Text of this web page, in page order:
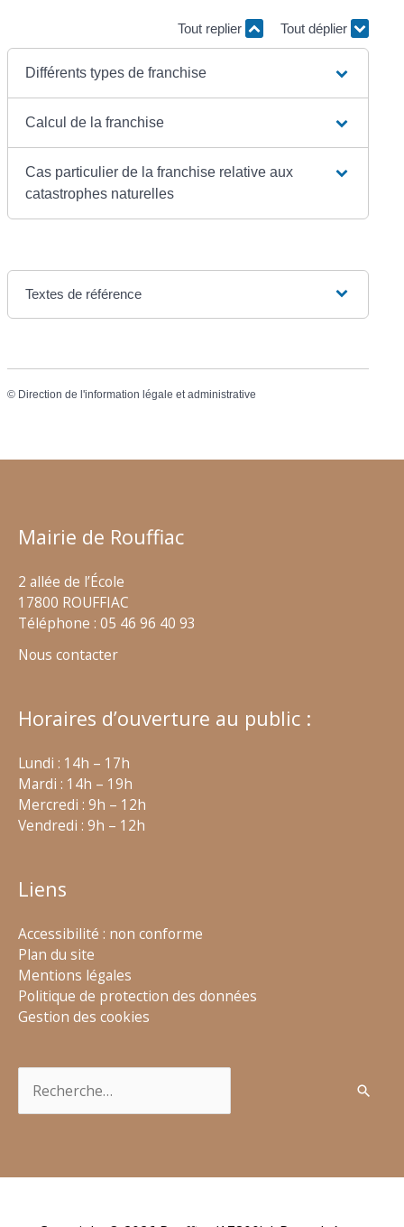
Tout replier Tout déplier
Différents types de franchise
Calcul de la franchise
Cas particulier de la franchise relative aux
catastrophes naturelles
Textes de référence
© Direction de l'information légale et administrative
Mairie de Rouffiac
2 allée de l’École
17800 ROUFFIAC
Téléphone : 05 46 96 40 93
Nous contacter
Horaires d’ouverture au public :
Lundi : 14h – 17h
Mardi : 14h – 19h
Mercredi : 9h – 12h
Vendredi : 9h – 12h
Liens
Accessibilité : non conforme
Plan du site
Mentions légales
Politique de protection des données
Gestion des cookies